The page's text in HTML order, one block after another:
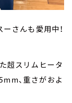
さんも愛用中！
超スリムヒータ
、重さがおよ